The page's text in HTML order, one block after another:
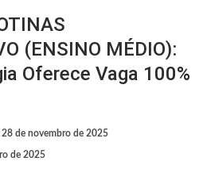
(ENSINO MÉDIO):
Oferece Vaga 100%
28 de novembro de 2025
de 2025